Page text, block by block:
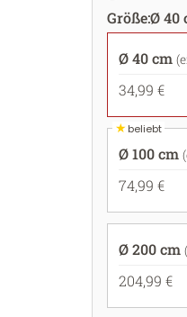
Größe:Ø 40
Ø 40 cm
34,99 €
★beliebt
Ø 100 cm
74,99 €
Ø 200 cm
204,99 €